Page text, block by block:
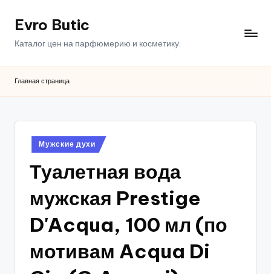
ПерейтиEvro Butic
Каталог цен на парфюмерию и косметику.
Главная страница
Опубликовано
в
Мужские духи
Туалетная вода
мужская Prestige
D'Acqua, 100 мл (по
мотивам Acqua Di